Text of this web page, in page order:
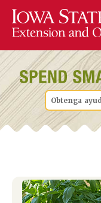
Obtenga